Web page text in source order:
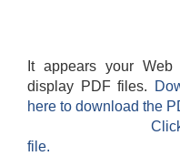
It appears your
display PDF files.
here to download the
file.